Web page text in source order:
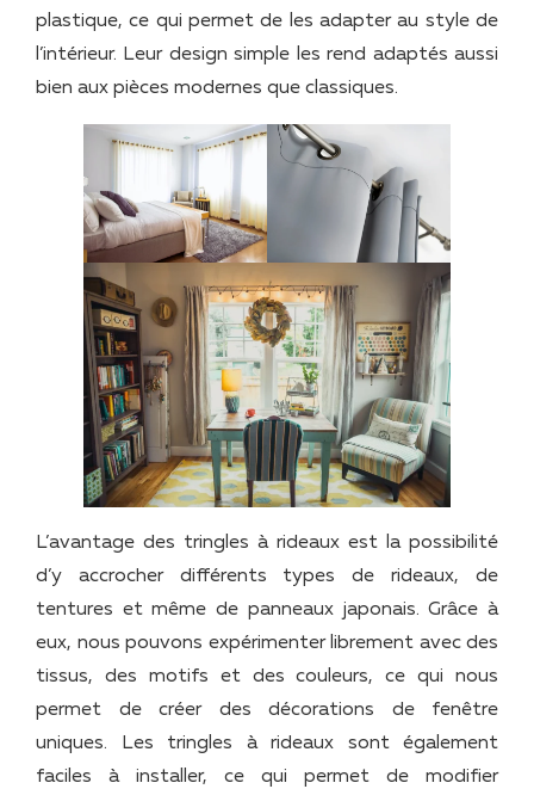
plastique, ce qui permet de les adapter au style de
l’intérieur. Leur design simple les rend adaptés aussi
bien aux pièces modernes que classiques.
L’avantage des tringles à rideaux est la possibilité
d’y accrocher différents types de rideaux, de
tentures et même de panneaux japonais. Grâce à
eux, nous pouvons expérimenter librement avec des
tissus, des motifs et des couleurs, ce qui nous
permet de créer des décorations de fenêtre
uniques. Les tringles à rideaux sont également
faciles à installer, ce qui permet de modifier